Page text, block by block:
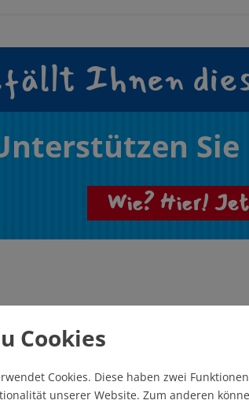
Ihnen
Sie
Wie? Hier!
Artikel
Cookies
Cookies. Diese haben zwei
unserer Website. Zum anderen